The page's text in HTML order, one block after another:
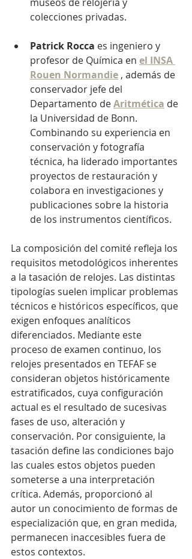
colecciones privadas.
Patrick Rocca es ingeniero y
profesor de Química en el INSA
Rouen Normandie , además de
conservador jefe del
Departamento deAritmética de
la Universidad de Bonn.
Combinando su experiencia en
conservación y fotografía
técnica, ha liderado importantes
proyectos de restauración y
colabora en investigaciones y
publicaciones sobre la historia
de los instrumentos científicos.
La composición del comité refleja los
requisitos metodológicos inherentes
a la tasación de relojes. Las distintas
tipologías suelen implicar problemas
técnicos e históricos específicos, que
exigen enfoques analíticos
diferenciados. Mediante este
proceso de examen continuo, los
relojes presentados en TEFAF se
consideran objetos históricamente
estratificados, cuya configuración
actual es el resultado de sucesivas
fases de uso, alteración y
conservación. Por consiguiente, la
tasación define las condiciones bajo
las cuales estos objetos pueden
someterse a una interpretación
crítica. Además, proporcionó al
autor un conocimiento de formas de
especialización que, en gran medida,
permanecen inaccesibles fuera de
estos contextos.